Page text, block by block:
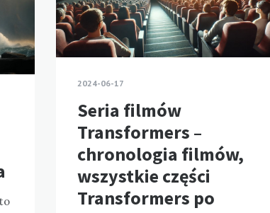
2024-06-17
Seria filmów
Transformers –
chronologia filmów,
wszystkie części
Transformers po